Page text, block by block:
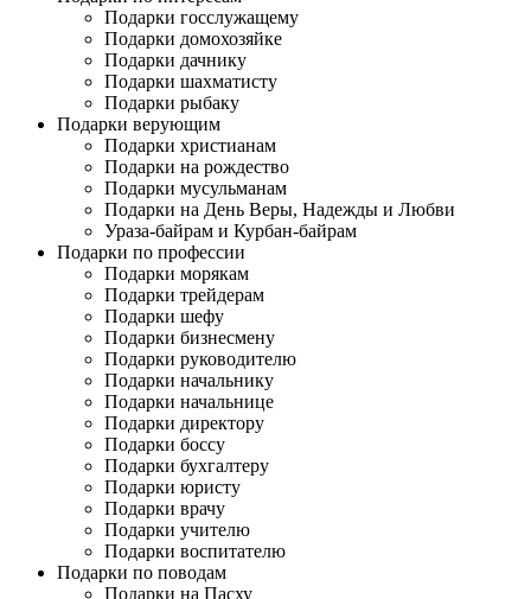
Подарки госслужащему
Подарки домохозяйке
Подарки дачнику
Подарки шахматисту
Подарки рыбаку
Подарки верующим
Подарки христианам
Подарки на рождество
Подарки мусульманам
Подарки на День Веры, Надежды и Любви
Ураза-байрам и Курбан-байрам
Подарки по профессии
Подарки морякам
Подарки трейдерам
Подарки шефу
Подарки бизнесмену
Подарки руководителю
Подарки начальнику
Подарки начальнице
Подарки директору
Подарки боссу
Подарки бухгалтеру
Подарки юристу
Подарки врачу
Подарки учителю
Подарки воспитателю
Подарки по поводам
Подарки на Пасху